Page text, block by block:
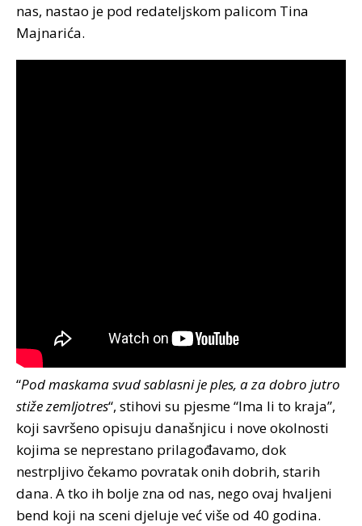
nas, nastao je pod redateljskom palicom Tina
Majnarića.
“Pod maskama svud sablasni je ples, a za dobro jutro
stiže zemljotres“, stihovi su pjesme “Ima li to kraja”,
koji savršeno opisuju današnjicu i nove okolnosti
kojima se neprestano prilagođavamo, dok
nestrpljivo čekamo povratak onih dobrih, starih
dana. A tko ih bolje zna od nas, nego ovaj hvaljeni
bend koji na sceni djeluje već više od 40 godina.